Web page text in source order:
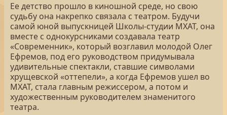
Ее детство прошло в киношной среде, но свою
судьбу она накрепко связала с театром. Будучи
самой юной выпускницей Школы-студии МХАТ, она
вместе с однокурсниками создавала театр
«Современник», который возглавил молодой Олег
Ефремов, под его руководством придумывала
удивительные спектакли, ставшие символами
хрущевской «оттепели», а когда Ефремов ушел во
МХАТ, стала главным режиссером, а потом и
художественным руководителем знаменитого
театра.